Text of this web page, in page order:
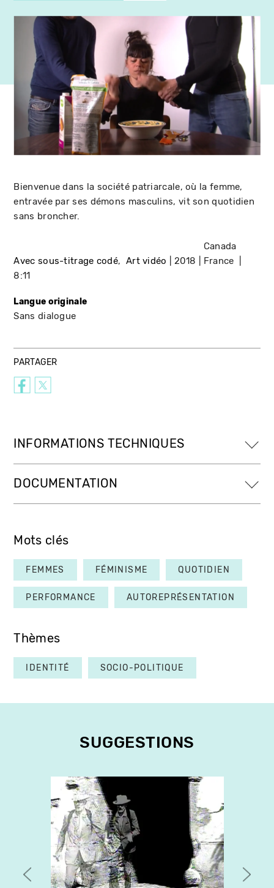
Bienvenue dans la société patriarcale, où la femme,
entravée par ses démons masculins, vit son quotidien
sans broncher.
Avec sous-titrage codé Art vidéo 2018
Canada
France
8:11
Langue originale
Sans dialogue
PARTAGER
INFORMATIONS TECHNIQUES
DOCUMENTATION
Mots clés
FEMMES FÉMINISME QUOTIDIEN
PERFORMANCE AUTOREPRÉSENTATION
Thèmes
IDENTITÉ SOCIO-POLITIQUE
SUGGESTIONS